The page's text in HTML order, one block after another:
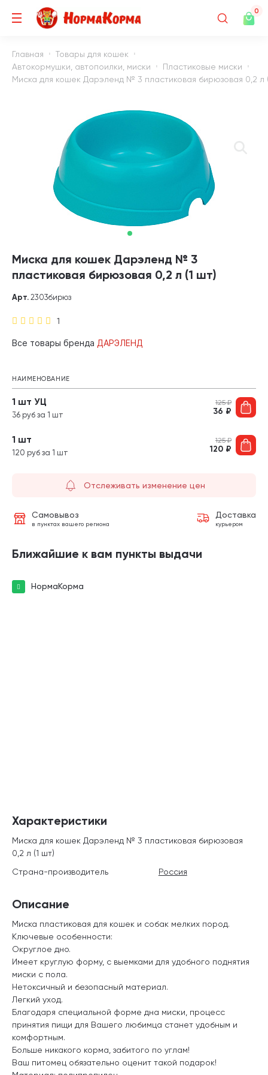
0
Главная
Товары для кошек
Автокормушки, автопоилки, миски
Пластиковые миски
Миска для кошек Дарэленд № 3 пластиковая бирюзовая 0,2 л
Миска для кошек Дарэленд № 3
пластиковая бирюзовая 0,2 л (1 шт)
1
Арт. 2303бирюз
Все товары бренда ДАРЭЛЕНД
НАИМЕНОВАНИЕ
1 шт УЦ
36 руб за 1 шт
125₽
36 ₽
1 шт
120 руб за 1 шт
125₽
120 ₽
Отслеживать изменение цен
Самовывоз
в пунктах вашего региона
Доставка
курьером
Ближайшие к вам пункты выдачи
НормаКорма
Описание
Миска пластиковая для кошек и собак мелких пород.
Ключевые особенности:
Округлое дно.
Имеет круглую форму, с выемками для удобного поднятия
миски с пола.
Нетоксичный и безопасный материал.
Легкий уход.
Благодаря специальной форме дна миски, процесс
принятия пищи для Вашего любимца станет удобным и
комфортным.
Больше никакого корма, забитого по углам!
Ваш питомец обязательно оценит такой подарок!
Характеристики
Миска для кошек Дарэленд № 3 пластиковая бирюзовая
0,2 л (1 шт)
Страна-производитель
Россия